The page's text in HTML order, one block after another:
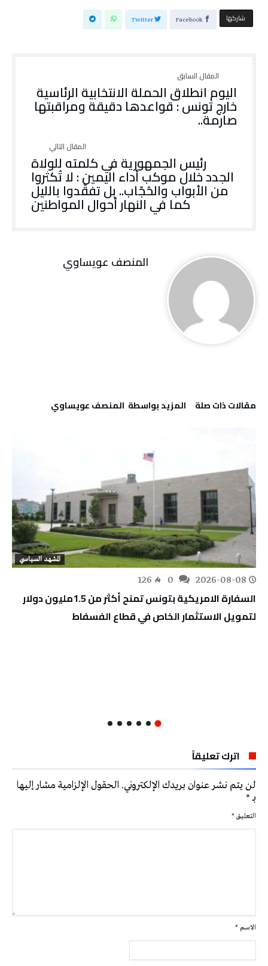
‫‫ شاركها‬ Facebook
Twitter
اليوم انطلاق الحملة الانتخابية الرئاسية
خارج تونس : قواعدها دقيقة ومراقبتها
صارمة..
رئيس الجمهورية في كلمته للولاة
الجدد خلال موكب أداء اليمين : لا تُكثروا
من الأبواب والحُجّاب.. بل تفقّدوا بالليل
كما في النهار أحوال المواطنين
المنصف عويساوي
‫مقالات ذات صلة‬ ‫‫المزيد بواسطة‬ ‬ المنصف عويساوي
المشهد السياسي
2026-08-08
126
السفارة الامريكية بتونس تمنح أكثر من 1.5مليون دولار
لتمويل الاستثمار الخاص في قطاع الفسفاط
اترك تعليقاً
لن يتم نشر عنوان بريدك الإلكتروني. الحقول الإلزامية مشار إليها
بـ*
التعليق *
الاسم *